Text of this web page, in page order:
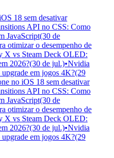
18 sem desativar
API no CSS: Como
JavaScript(30 de
otimizar o desempenho de
vs Steam Deck OLED:
2026?(30 de jul.)•Nvidia
em jogos 4K?(29
no iOS 18 sem desativar
API no CSS: Como
JavaScript(30 de
otimizar o desempenho de
vs Steam Deck OLED:
2026?(30 de jul.)•Nvidia
em jogos 4K?(29